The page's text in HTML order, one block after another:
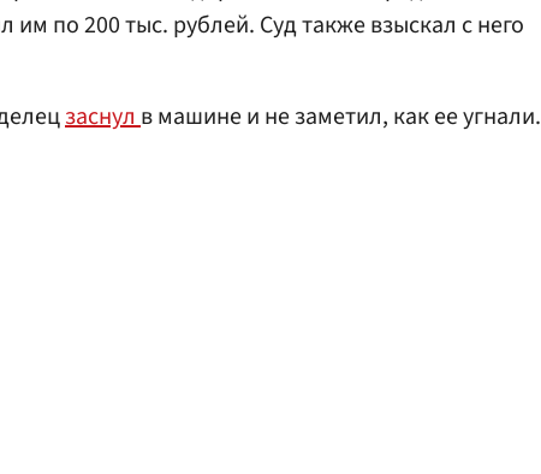
по 200 тыс. рублей. Суд также взыскал с него
заснулв машине и не заметил, как ее угнали.